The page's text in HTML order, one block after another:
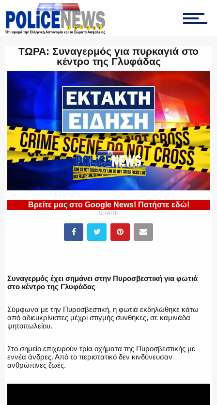
ΤΡΟΧΑΙΑ
ΟΜΑΔΑ “Ζ”
ΕΚΑΜ
ΥΑΤ/ΥΜΕΤ
ΛΙΜΕΝΙΚΟ
ΤΩΡΑ: Συναγερμός για πυρκαγιά στο
κέντρο της Γλυφάδας
Βρείτε μας στο Google News! Πατήστε εδώ!
SHARE
Συναγερμός έχει σημάνει στην Πυροσβεστική για φωτιά
στο κέντρο της Γλυφάδας
Σύμφωνα με την Πυροσβεστική, η φωτιά εκδηλώθηκε κάτω
από αδιευκρίνιστες μέχρι στιγμής συνθήκες, σε καμινάδα
ψητοπωλείου.
Στο σημείο επιχειρούν τρία οχήματα της Πυροσβεστικής με
εννέα άνδρες. Από το περιστατικό δεν κινδύνευσαν
ανθρώπινες ζωές.